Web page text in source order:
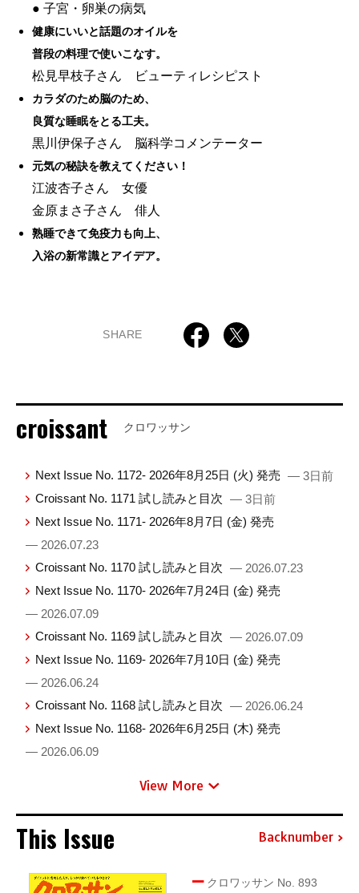
● 子宮・卵巣の病気
健康にいいと話題のオイルを
普段の料理で使いこなす。
松見早枝子さん ビューティレシピスト
カラダのため脳のため、
良質な睡眠をとる工夫。
黒川伊保子さん 脳科学コメンテーター
元気の秘訣を教えてください！
江波杏子さん 女優
金原まさ子さん 俳人
熟睡できて免疫力も向上、
入浴の新常識とアイデア。
SHARE
croissant クロワッサン
Next Issue No. 1172- 2026年8月25日 (火) 発売 — 3日前
Croissant No. 1171 試し読みと目次 — 3日前
Next Issue No. 1171- 2026年8月7日 (金) 発売
— 2026.07.23
Croissant No. 1170 試し読みと目次 — 2026.07.23
Next Issue No. 1170- 2026年7月24日 (金) 発売
— 2026.07.09
Croissant No. 1169 試し読みと目次 — 2026.07.09
Next Issue No. 1169- 2026年7月10日 (金) 発売
— 2026.06.24
Croissant No. 1168 試し読みと目次 — 2026.06.24
Next Issue No. 1168- 2026年6月25日 (木) 発売
— 2026.06.09
View More
This Issue Backnumber
クロワッサン No. 893